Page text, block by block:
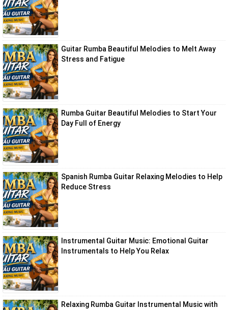
Guitar Rumba Beautiful Melodies to Melt Away
Stress and Fatigue
Rumba Guitar Beautiful Melodies to Start Your
Day Full of Energy
Spanish Rumba Guitar Relaxing Melodies to Help
Reduce Stress
Instrumental Guitar Music: Emotional Guitar
Instrumentals to Help You Relax
Relaxing Rumba Guitar Instrumental Music with